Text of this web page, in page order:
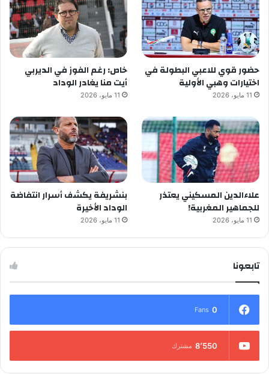
حضور قوي للاعبي البطولة في
اختيارات وهبي الأولية
11 مايو، 2026
خاص: رغم الفوز في الديربي
أيت منا يغادر الوداد
11 مايو، 2026
علاءالدين المسكيني يعتذر
للجماهير المغربية!
11 مايو، 2026
بنشريفة يكشف أسرار انتفاضة
الوداد الأخيرة
11 مايو، 2026
تابعونا
0
Fans
8٬550 مشترك